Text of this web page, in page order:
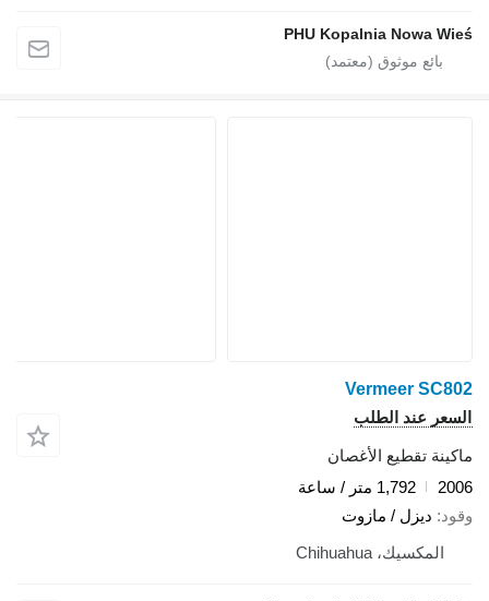
PHU Kopalnia Nowa
Vermeer
عند الطلب
تقطيع الأغصان
1,792 متر / ساعة
ديزل / مازوت
المكسيك، Chihuahua